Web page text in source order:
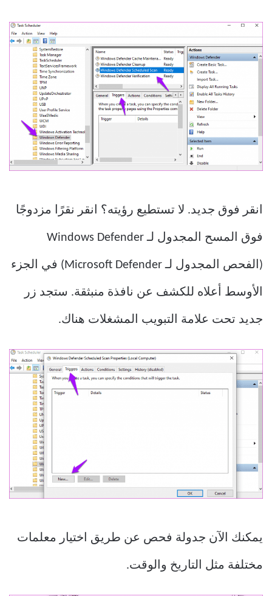
انقر فوق جديد. لا تستطيع رؤيته؟ انقر نقرًا مزدوجًا
فوق المسح المجدول لـ Windows Defender
(الفحص المجدول لـ Microsoft Defender) في الجزء
الأوسط أعلاه للكشف عن نافذة منبثقة. ستجد زر
جديد تحت علامة التبويب المشغلات هناك.
يمكنك الآن جدولة فحص عن طريق اختيار معلمات
مختلفة مثل التاريخ والوقت.